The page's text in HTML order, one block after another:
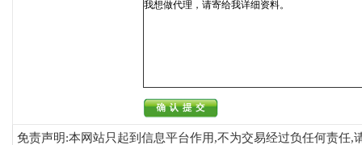
免责声明:本网站只起到信息平台作用,不为交易经过负任何责任,